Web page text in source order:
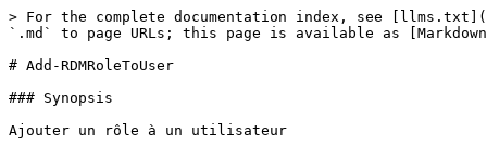
> For the complete documentation index, see
`.md` to page URLs; this page is available as
# Add-RDMRoleToUser
### Synopsis
Ajouter un rôle à un utilisateur